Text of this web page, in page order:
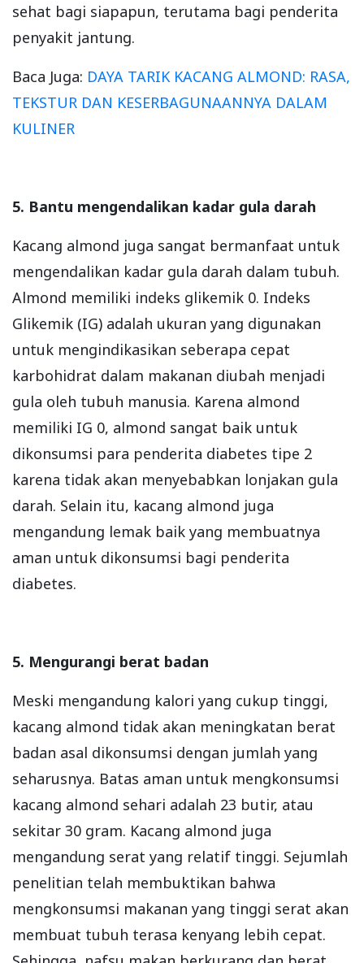
sehat bagi siapapun, terutama bagi penderita
penyakit jantung.
Baca Juga: DAYA TARIK KACANG ALMOND: RASA,
TEKSTUR DAN KESERBAGUNAANNYA DALAM
KULINER
5. Bantu mengendalikan kadar gula darah
Kacang almond juga sangat bermanfaat untuk
mengendalikan kadar gula darah dalam tubuh.
Almond memiliki indeks glikemik 0. Indeks
Glikemik (IG) adalah ukuran yang digunakan
untuk mengindikasikan seberapa cepat
karbohidrat dalam makanan diubah menjadi
gula oleh tubuh manusia. Karena almond
memiliki IG 0, almond sangat baik untuk
dikonsumsi para penderita diabetes tipe 2
karena tidak akan menyebabkan lonjakan gula
darah. Selain itu, kacang almond juga
mengandung lemak baik yang membuatnya
aman untuk dikonsumsi bagi penderita
diabetes.
5. Mengurangi berat badan
Meski mengandung kalori yang cukup tinggi,
kacang almond tidak akan meningkatan berat
badan asal dikonsumsi dengan jumlah yang
seharusnya. Batas aman untuk mengkonsumsi
kacang almond sehari adalah 23 butir, atau
sekitar 30 gram. Kacang almond juga
mengandung serat yang relatif tinggi. Sejumlah
penelitian telah membuktikan bahwa
mengkonsumsi makanan yang tinggi serat akan
membuat tubuh terasa kenyang lebih cepat.